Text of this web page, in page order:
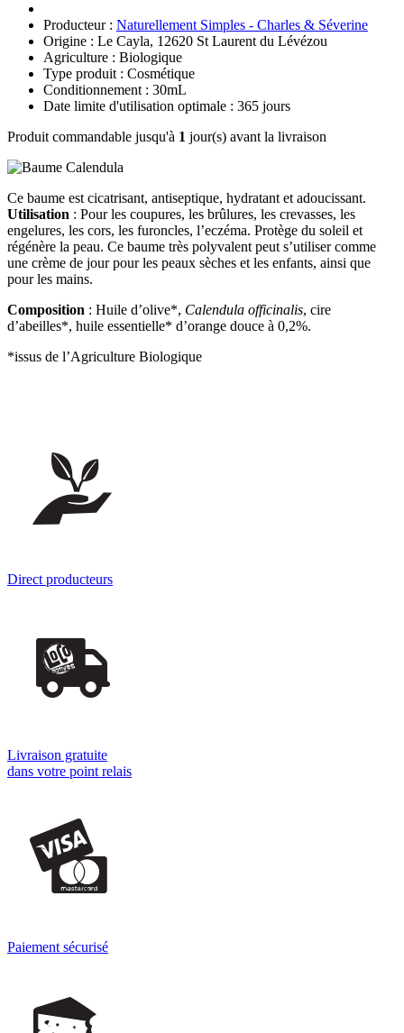
Producteur : Naturellement Simples - Charles & Séverine
Origine : Le Cayla, 12620 St Laurent du Lévézou
Agriculture : Biologique
Type produit : Cosmétique
Conditionnement : 30mL
Date limite d'utilisation optimale : 365 jours
Produit commandable jusqu'à 1 jour(s) avant la livraison
Ce baume est cicatrisant, antiseptique, hydratant et adoucissant.
Utilisation : Pour les coupures, les brûlures, les crevasses, les
engelures, les cors, les furoncles, l’eczéma. Protège du soleil et
régénère la peau. Ce baume très polyvalent peut s’utiliser comme
une crème de jour pour les peaux sèches et les enfants, ainsi que
pour les mains.
Composition : Huile d’olive*, Calendula officinalis, cire
d’abeilles*, huile essentielle* d’orange douce à 0,2%.
*issus de l’Agriculture Biologique
Direct producteurs
Livraison gratuite
dans votre point relais
Paiement sécurisé